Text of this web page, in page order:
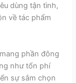
dùng tận tình,
về tác phẩm
phần đông
như tổn phí
sự sắm chọn